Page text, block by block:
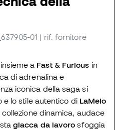
01 | rif. fornitore
a Fast & Furious in
di adrenalina e
iconica della saga si
e lo stile autentico di LaMelo
dinamica, audace
giacca da lavoro sfoggia